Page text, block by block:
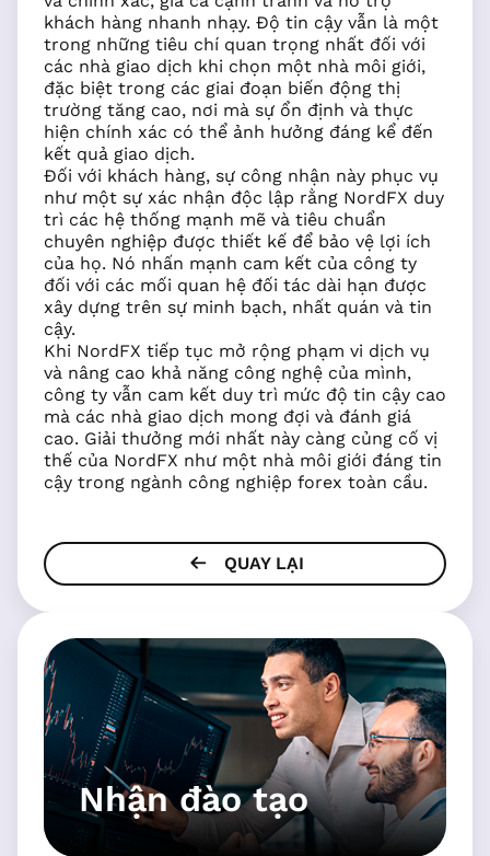
khách hàng nhanh nhạy. Độ tin cậy vẫn là một
trong những tiêu chí quan trọng nhất đối với
các nhà giao dịch khi chọn một nhà môi giới,
đặc biệt trong các giai đoạn biến động thị
trường tăng cao, nơi mà sự ổn định và thực
hiện chính xác có thể ảnh hưởng đáng kể đến
kết quả giao dịch.
Đối với khách hàng, sự công nhận này phục vụ
như một sự xác nhận độc lập rằng NordFX duy
trì các hệ thống mạnh mẽ và tiêu chuẩn
chuyên nghiệp được thiết kế để bảo vệ lợi ích
của họ. Nó nhấn mạnh cam kết của công ty
đối với các mối quan hệ đối tác dài hạn được
xây dựng trên sự minh bạch, nhất quán và tin
cậy.
Khi NordFX tiếp tục mở rộng phạm vi dịch vụ
và nâng cao khả năng công nghệ của mình,
công ty vẫn cam kết duy trì mức độ tin cậy cao
mà các nhà giao dịch mong đợi và đánh giá
cao. Giải thưởng mới nhất này càng củng cố vị
thế của NordFX như một nhà môi giới đáng tin
cậy trong ngành công nghiệp forex toàn cầu.
QUAY LẠI
Nhận đào tạo